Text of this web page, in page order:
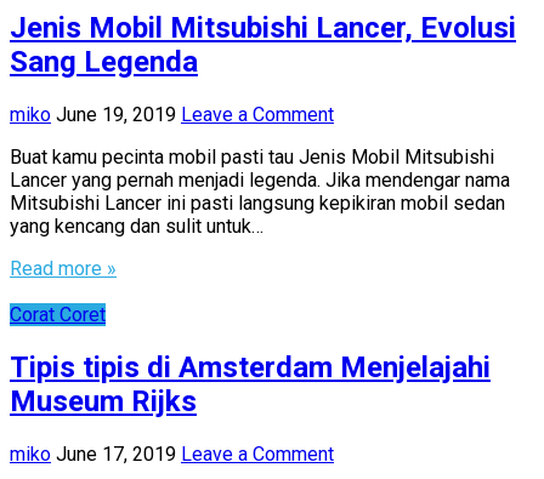
Jenis Mobil Mitsubishi Lancer, Evolusi
Sang Legenda
miko June 19, 2019 Leave a Comment
Buat kamu pecinta mobil pasti tau Jenis Mobil Mitsubishi
Lancer yang pernah menjadi legenda. Jika mendengar nama
Mitsubishi Lancer ini pasti langsung kepikiran mobil sedan
yang kencang dan sulit untuk…
Read more »
Corat Coret
Tipis tipis di Amsterdam Menjelajahi
Museum Rijks
miko June 17, 2019 Leave a Comment